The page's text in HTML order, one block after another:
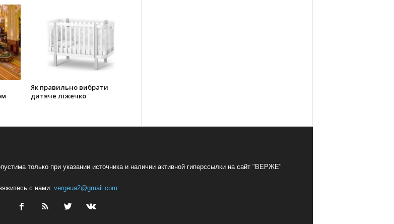
Як правильно вибрати
дитяче ліжечко
только при указании источника и наличии активной гиперссылки на сайт "ВЕРЖЕ"
с нами: vergeua2@gmail.com